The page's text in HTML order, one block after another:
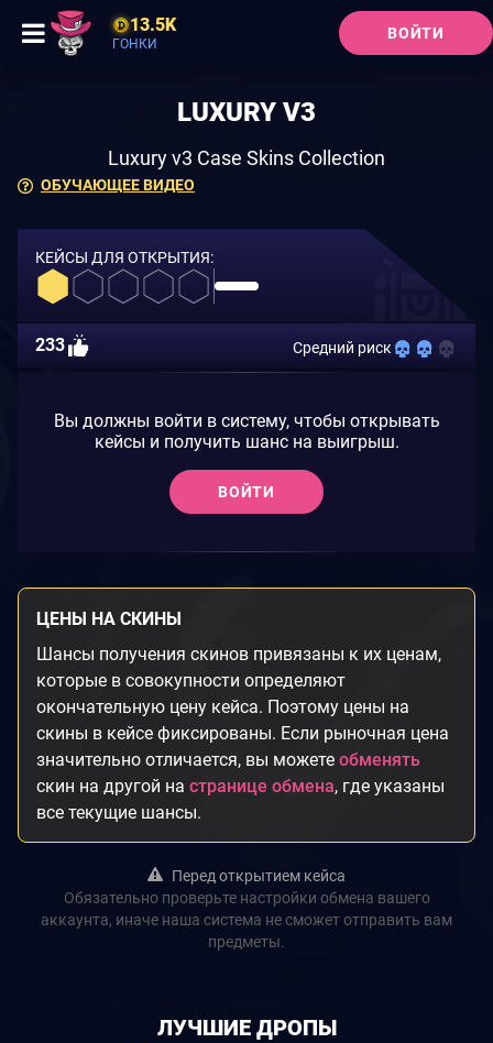
13.5K
ГОНКИ
ВОЙТИ
ОБУЧАЮЩЕЕ ВИДЕО
LUXURY V3
Luxury v3 Case Skins Collection
КЕЙСЫ ДЛЯ ОТКРЫТИЯ:
233 Средний риск
Вы должны войти в систему, чтобы открывать
кейсы и получить шанс на выигрыш.
ВОЙТИ
ЦЕНЫ НА СКИНЫ
Шансы получения скинов привязаны к их ценам,
которые в совокупности определяют
окончательную цену кейса. Поэтому цены на
скины в кейсе фиксированы. Если рыночная цена
значительно отличается, вы можете обменять
скин на другой на странице обмена, где указаны
все текущие шансы.
Перед открытием кейса
Обязательно проверьте настройки обмена вашего
аккаунта, иначе наша система не сможет отправить вам
предметы.
ЛУЧШИЕ ДРОПЫ